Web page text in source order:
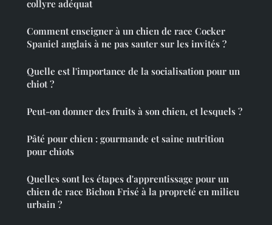
collyre adéquat
Comment enseigner à un chien de race Cocker
Spaniel anglais à ne pas sauter sur les invités ?
Quelle est l'importance de la socialisation pour un
chiot ?
Peut-on donner des fruits à son chien, et lesquels ?
Pâté pour chien : gourmande et saine nutrition
pour chiots
Quelles sont les étapes d'apprentissage pour un
chien de race Bichon Frisé à la propreté en milieu
urbain ?